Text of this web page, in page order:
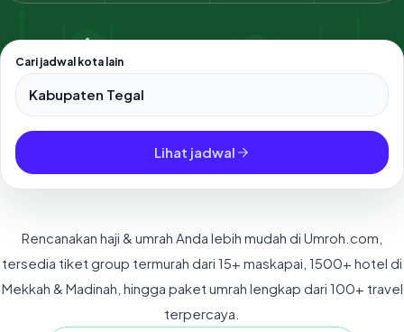
Cari jadwal kota lain
Pilih salah satu dari 500+ kota dan kabupaten di Indonesia.
Lihat jadwal
Rencanakan haji & umrah Anda lebih mudah di Umroh.com,
tersedia tiket group termurah dari 15+ maskapai, 1500+ hotel di
Mekkah & Madinah, hingga paket umrah lengkap dari 100+ travel
terpercaya.